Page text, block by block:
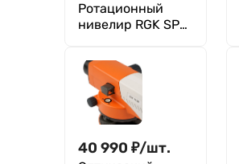
Ротационный
нивелир RGK SP-
40 990 ₽/шт.